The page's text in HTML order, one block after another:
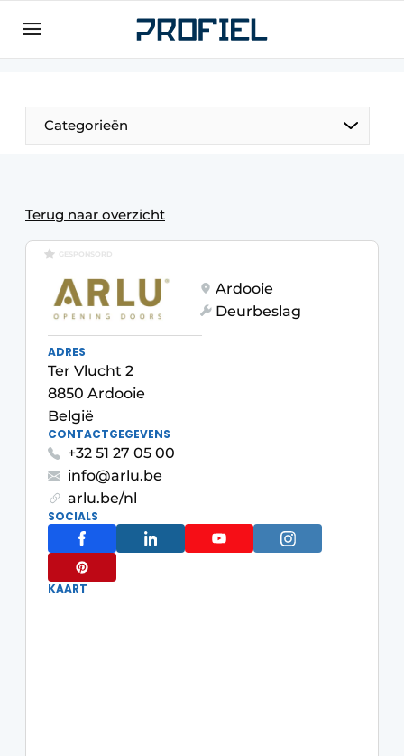
Aanmelden
Bedrijven
Contact
Evenement aanmelden
Meest gelezen
Podcasts
Privacy / Cookie statement
Profiel | Platform over raam-, deur-,
geveltechniek, veiligheid
Uitnodiging Rondetafelgesprek – 20 jaar Profiel
Vacature aanmelden
Vacatures
Video’s
Werben
Categorieën
Terug naar overzicht
GESPONSORD
Ardooie
Deurbeslag
ADRES
Ter Vlucht 2
8850 Ardooie
België
CONTACTGEGEVENS
+32 51 27 05 00
info@arlu.be
arlu.be/nl
SOCIALS
KAART